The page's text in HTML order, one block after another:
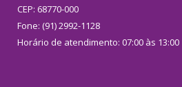
CEP: 68770-000
Fone: (91) 2992-1128
Horário de atendimento: 07:00 às 13:00